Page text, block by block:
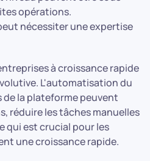
opérations.
nécessiter une expertise
à croissance rapide
L'automatisation du
la plateforme peuvent
réduire les tâches manuelles
qui est crucial pour les
une croissance rapide.